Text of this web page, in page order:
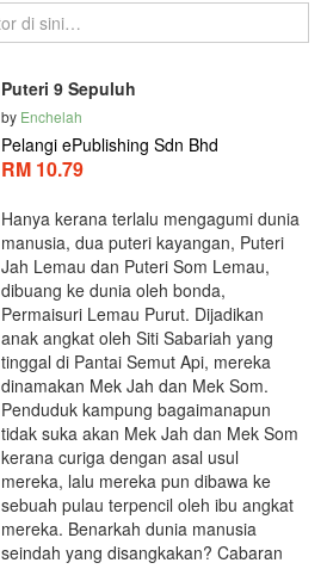
Puteri 9 Sepuluh
by Enchelah
Pelangi ePublishing Sdn Bhd
RM 10.79
Hanya kerana terlalu mengagumi dunia
manusia, dua puteri kayangan, Puteri
Jah Lemau dan Puteri Som Lemau,
dibuang ke dunia oleh bonda,
Permaisuri Lemau Purut. Dijadikan
anak angkat oleh Siti Sabariah yang
tinggal di Pantai Semut Api, mereka
dinamakan Mek Jah dan Mek Som.
Penduduk kampung bagaimanapun
tidak suka akan Mek Jah dan Mek Som
kerana curiga dengan asal usul
mereka, lalu mereka pun dibawa ke
sebuah pulau terpencil oleh ibu angkat
mereka. Benarkah dunia manusia
seindah yang disangkakan? Cabaran